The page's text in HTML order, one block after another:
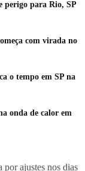
perigo para Rio, SP
com virada no
o tempo em SP na
onda de calor em
por ajustes nos dias